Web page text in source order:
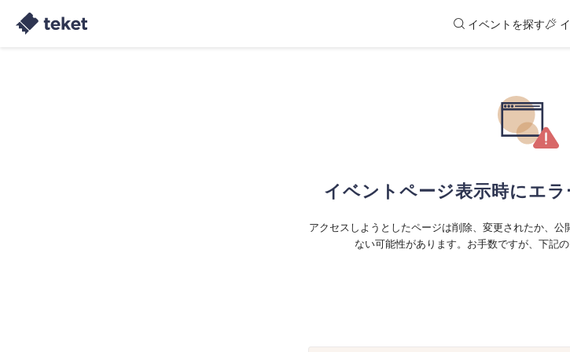
イベントを探す
イベントページ表示時にエラ
アクセスしようとしたページは削除、変更されたか、公
ない可能性があります。お手数ですが、下記